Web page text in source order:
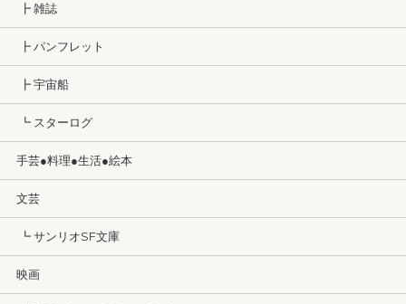
┣ 雑誌
┣ パンフレット
┣ 宇宙船
┗ スターログ
手芸●料理●生活●絵本
文芸
┗ サンリオSF文庫
映画